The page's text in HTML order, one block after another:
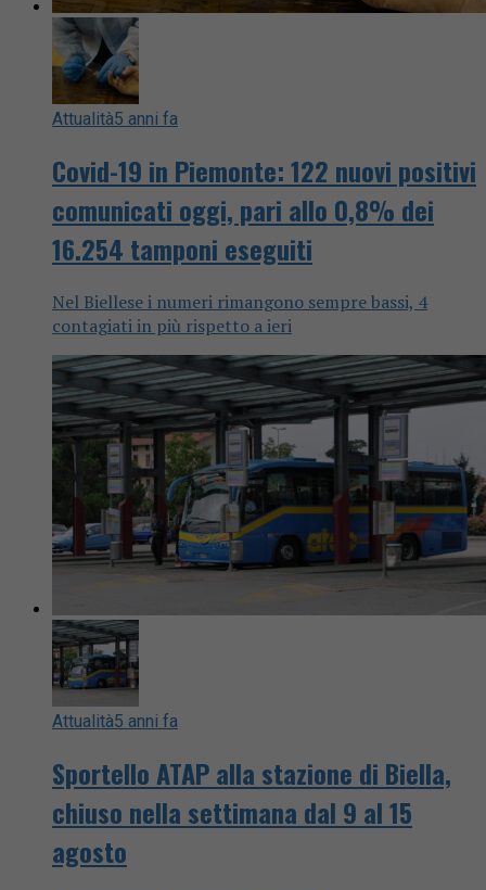
Attualità5 anni fa
Covid-19 in Piemonte: 122 nuovi positivi
comunicati oggi, pari allo 0,8% dei
16.254 tamponi eseguiti
Nel Biellese i numeri rimangono sempre bassi, 4
contagiati in più rispetto a ieri
Attualità5 anni fa
Sportello ATAP alla stazione di Biella,
chiuso nella settimana dal 9 al 15
agosto